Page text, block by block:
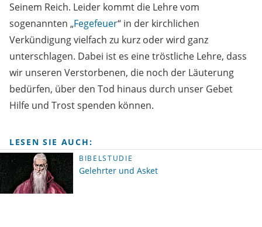
Seinem Reich. Leider kommt die Lehre vom
sogenannten „Fegefeuer“ in der kirchlichen
Verkündigung vielfach zu kurz oder wird ganz
unterschlagen. Dabei ist es eine tröstliche Lehre, dass
wir unseren Verstorbenen, die noch der Läuterung
bedürfen, über den Tod hinaus durch unser Gebet
Hilfe und Trost spenden können.
LESEN SIE AUCH:
BIBELSTUDIE
Gelehrter und Asket